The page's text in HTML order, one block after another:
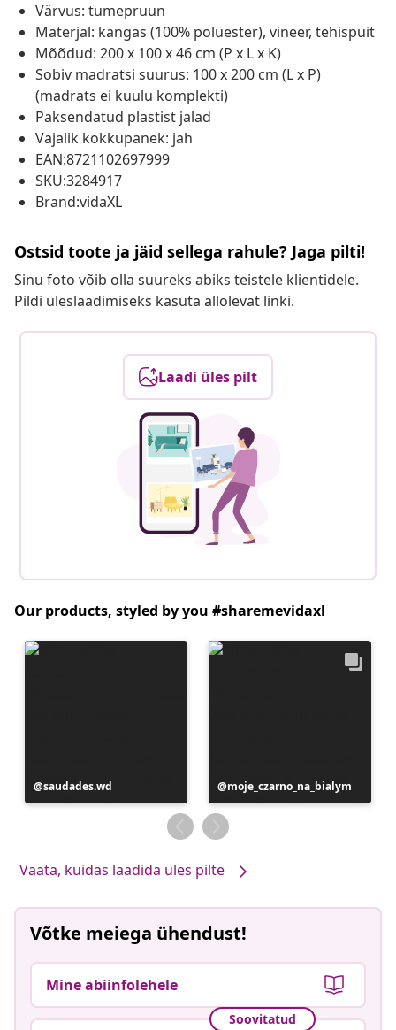
Värvus: tumepruun
Materjal: kangas (100% polüester), vineer, tehispuit
Mõõdud: 200 x 100 x 46 cm (P x L x K)
Sobiv madratsi suurus: 100 x 200 cm (L x P)
(madrats ei kuulu komplekti)
Paksendatud plastist jalad
Vajalik kokkupanek: jah
EAN:8721102697999
SKU:3284917
Brand:vidaXL
Ostsid toote ja jäid sellega rahule? Jaga pilti!
Sinu foto võib olla suureks abiks teistele klientidele.
Pildi üleslaadimiseks kasuta allolevat linki.
Laadi üles pilt
Our products, styled by you #sharemevidaxl
Postitus
avaldatud
saudades.wd
Postitus
avaldatud
moje_czarno_na_bialym
Vaata, kuidas laadida üles pilte
Võtke meiega ühendust!
Mine abiinfolehele
Soovitatud